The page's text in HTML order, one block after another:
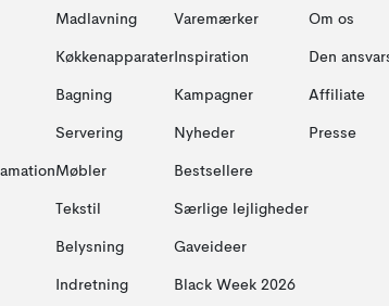
Madlavning
Køkkenapparater
Bagning
Servering
Møbler
Tekstil
Belysning
Indretning
Varemærker
Inspiration
Kampagner
Nyheder
Bestsellere
Særlige lejligheder
Gaveideer
Black Week 2026
Om os
Den
Affiliate
Presse